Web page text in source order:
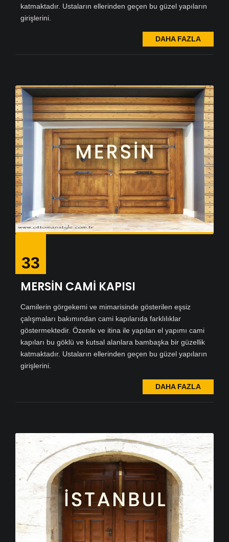
katmaktadır. Ustaların ellerinden geçen bu güzel yapıların
girişlerini.
DAHA FAZLA
33
MERSİN CAMİ KAPISI
Camilerin görgekemi ve mimarisinde gösterilen eşsiz
çalışmaları bakımından cami kapılarıda farklılıklar
göstermektedir. Özenle ve itina ile yapılan el yapımı cami
kapıları bu göklü ve kutsal alanlara bambaşka bir güzellik
katmaktadır. Ustaların ellerinden geçen bu güzel yapıların
girişlerini.
DAHA FAZLA